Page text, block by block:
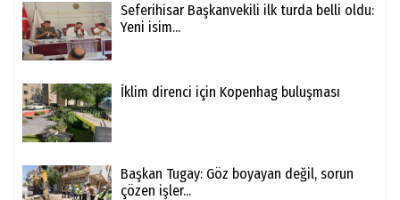
Seferihisar Başkanvekili ilk turda belli oldu:
Yeni isim...
İklim direnci için Kopenhag buluşması
Başkan Tugay: Göz boyayan değil, sorun
çözen işler...